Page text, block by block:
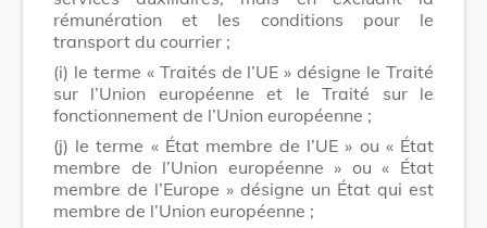
rémunération et les conditions pour le
transport du courrier ;
(i) le terme « Traités de l’UE » désigne le Traité
sur l’Union européenne et le Traité sur le
fonctionnement de l’Union européenne ;
(j) le terme « État membre de l’UE » ou « État
membre de l’Union européenne » ou « État
membre de l’Europe » désigne un État qui est
membre de l’Union européenne ;